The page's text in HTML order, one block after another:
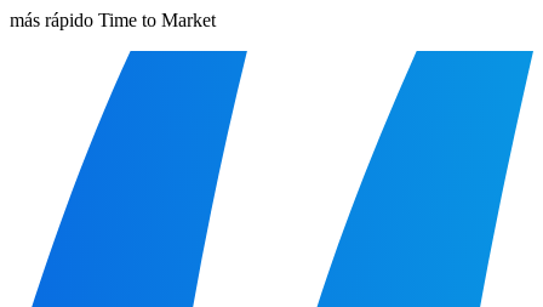
más rápido Time to Market